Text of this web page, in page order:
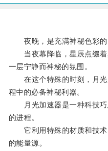
夜晚，是充满神秘色彩的
当夜幕降临，星辰点缀着
一层宁静而神秘的氛围。
在这个特殊的时刻，月光
程中的必备神秘利器。
月光加速器是一种科技巧
的进程。
它利用特殊的材质和技术
的能量源。